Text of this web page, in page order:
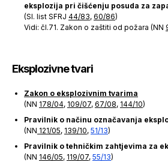
eksplozija pri čišćenju posuda za
(Sl. list SFRJ 44/83, 60/86)
Vidi: čl.71. Zakon o zaštiti od požara (NN
Eksplozivne tvari
Zakon o eksplozivnim tvarima
(NN 178/04, 109/07, 67/08, 144/10)
Pravilnik o načinu označavanja
(NN 121/05, 139/10, 51/13)
Pravilnik o tehničkim zahtjevima za
(NN 146/05, 119/07, 55/13)